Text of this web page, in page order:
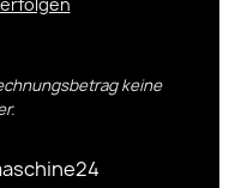
keine